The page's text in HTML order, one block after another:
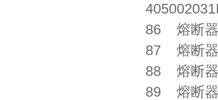
86 熔断器
87 熔断器
88 熔断
89 熔断